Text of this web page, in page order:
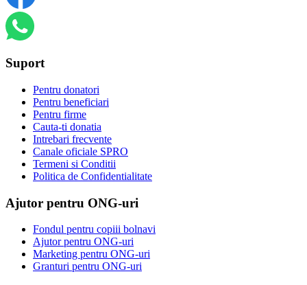
Suport
Pentru donatori
Pentru beneficiari
Pentru firme
Cauta-ti donatia
Intrebari frecvente
Canale oficiale SPRO
Termeni si Conditii
Politica de Confidentialitate
Ajutor pentru ONG-uri
Fondul pentru copiii bolnavi
Ajutor pentru ONG-uri
Marketing pentru ONG-uri
Granturi pentru ONG-uri